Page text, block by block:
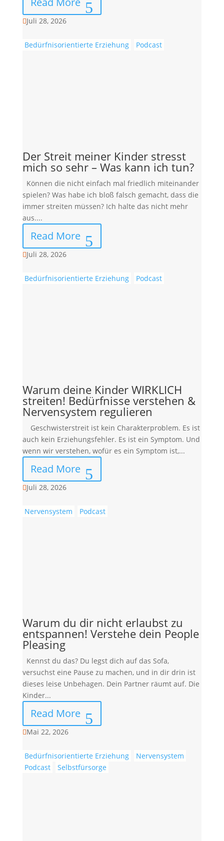
Juli 28, 2026
Bedürfnisorientierte Erziehung Podcast
Der Streit meiner Kinder stresst
mich so sehr – Was kann ich tun?
Können die nicht einfach mal friedlich miteinander
spielen? Was habe ich bloß falsch gemacht, dass die
immer streiten müssen? Ich halte das nicht mehr
aus....
Read More
Juli 28, 2026
Bedürfnisorientierte Erziehung Podcast
Warum deine Kinder WIRKLICH
streiten! Bedürfnisse verstehen &
Nervensystem regulieren
Geschwisterstreit ist kein Charakterproblem. Es ist
auch kein Erziehungsfehler. Es ist ein Symptom. Und
wenn wir verstehen, wofür es ein Symptom ist,...
Read More
Juli 28, 2026
Nervensystem Podcast
Warum du dir nicht erlaubst zu
entspannen! Verstehe dein People
Pleasing
Kennst du das? Du legst dich auf das Sofa,
versuchst eine Pause zu machen, und in dir drin ist
dieses leise Unbehagen. Dein Partner räumt auf. Die
Kinder...
Read More
Mai 22, 2026
Bedürfnisorientierte Erziehung
Nervensystem
Podcast
Selbstfürsorge